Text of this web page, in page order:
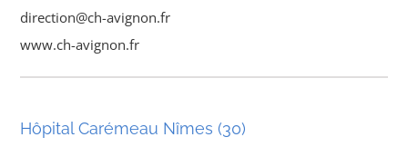
direction@ch-avignon.fr
www.ch-avignon.fr
Hôpital Carémeau Nîmes (30)